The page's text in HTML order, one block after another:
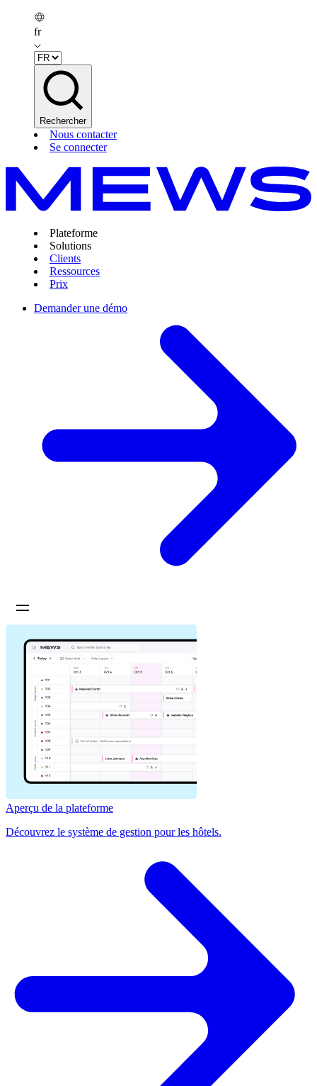
fr
Rechercher
Nous contacter
Se connecter
Plateforme
Solutions
Clients
Ressources
Prix
Demander une démo
Aperçu de la plateforme
Découvrez le système de gestion pour les hôtels.